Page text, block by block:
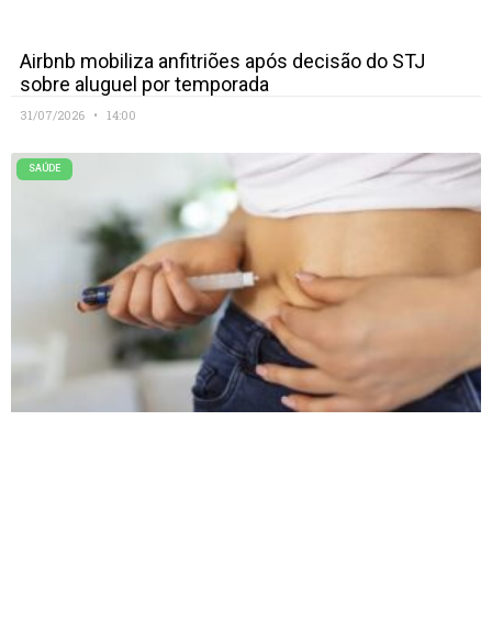
Airbnb mobiliza anfitriões após decisão do STJ
sobre aluguel por temporada
31/07/2026 14:00
SAÚDE